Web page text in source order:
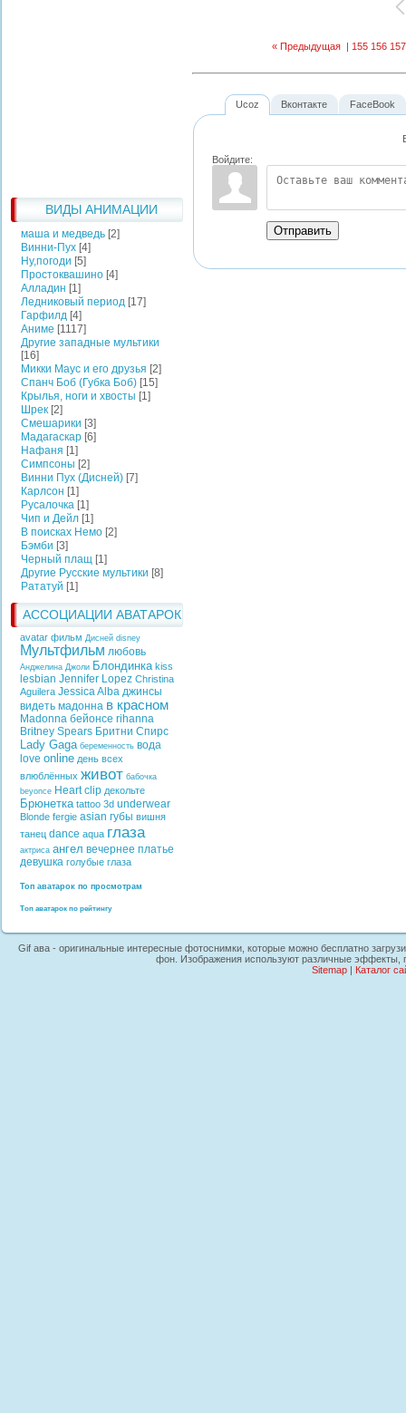
ВИДЫ АНИМАЦИИ
маша и медведь [2]
Винни-Пух [4]
Ну,погоди [5]
Простоквашино [4]
Алладин [1]
Ледниковый период [17]
Гарфилд [4]
Аниме [1117]
Другие западные мультики
[16]
Микки Маус и его друзья [2]
Спанч Боб (Губка Боб) [15]
Крылья, ноги и хвосты [1]
Шрек [2]
Смешарики [3]
Мадагаскар [6]
Нафаня [1]
Симпсоны [2]
Винни Пух (Дисней) [7]
Карлсон [1]
Русалочка [1]
Чип и Дейл [1]
В поисках Немо [2]
Бэмби [3]
Черный плащ [1]
Другие Русские мультики [8]
Рататуй [1]
АССОЦИАЦИИ АВАТАРОК
avatar фильм Дисней disney
Мультфильм любовь
Анджелина Джоли Блондинка kiss
lesbian Jennifer Lopez Christina
Aguilera Jessica Alba джинсы
видеть мадонна в красном
Madonna бейонсе rihanna
Britney Spears Бритни Спирс
Lady Gaga беременность вода
love online день всех
влюблённых живот бабочка
beyonce Heart clip декольте
Брюнетка tattoo 3d underwear
Blonde fergie asian губы вишня
танец dance aqua глаза
актриса ангел вечернее платье
девушка голубые глаза
Топ аватарок по просмотрам
Топ аватарок по рейтингу
« Предыдущая | 155 156 157
Ucoz
Войдите:
Отправить
Вконтакте FaceBook
Gif ава - оригинальные интересные фотоснимки, которые можно бесплатно
фон. Изображения используют различные эффекты,
Sitemap| Каталог